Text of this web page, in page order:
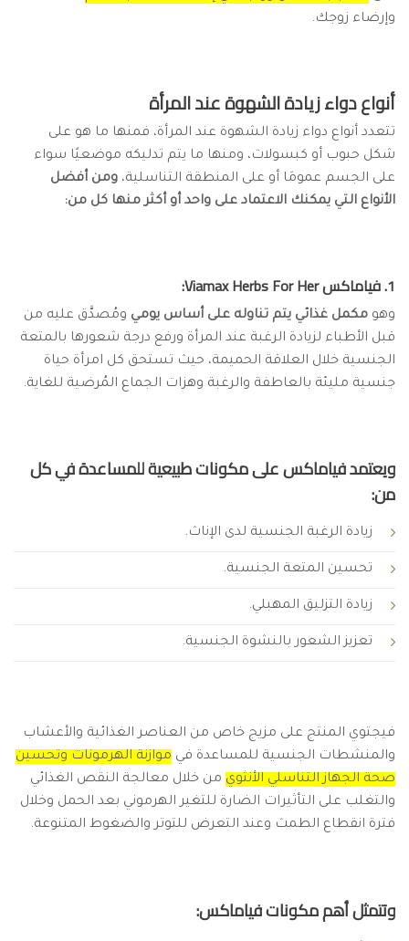
وإرضاء زوجك.
أنواع دواء زيادة الشهوة عند المرأة
تتعدد أنواع دواء زيادة الشهوة عند المرأة، فمنها ما هو على
شكل حبوب أو كبسولات، ومنها ما يتم تدليكه موضعيًا سواء
على الجسم عمومَا أو على المنطقة التناسلية، ومن أفضل
الأنواع التي يمكنك الاعتماد على واحد أو أكثر منها كل من:
1. فياماكس Viamax Herbs For Her:
وهو مكمل غذائي يتم تناوله على أساس يومي ومُصدَّق عليه من
قبل الأطباء لزيادة الرغبة عند المرأة ورفع درجة شعورها بالمتعة
الجنسية خلال العلاقة الحميمة، حيث تستحق كل امرأة حياة
جنسية مليئة بالعاطفة والرغبة وهزات الجماع المُرضية للغاية.
ويعتمد فياماكس على مكونات طبيعية للمساعدة في كل
من:
زيادة الرغبة الجنسية لدى الإناث.
تحسين المتعة الجنسية.
زيادة التزليق المهبلي.
تعزيز الشعور بالنشوة الجنسية.
فيجتوي المنتج على مزيج خاص من العناصر الغذائية والأعشاب
والمنشطات الجنسية للمساعدة في موازنة الهرمونات وتحسين
صحة الجهاز التناسلي الأنثوي من خلال معالجة النقص الغذائي
والتغلب على التأثيرات الضارة للتغير الهرموني بعد الحمل وخلال
فترة انقطاع الطمث وعند التعرض للتوتر والضغوط المتنوعة.
وتتمثل أهم مكونات فياماكس: